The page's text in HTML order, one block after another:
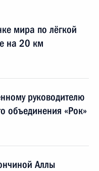
мира по лёгкой
на 20 км
руководителю
объединения «Рок»
Аллы